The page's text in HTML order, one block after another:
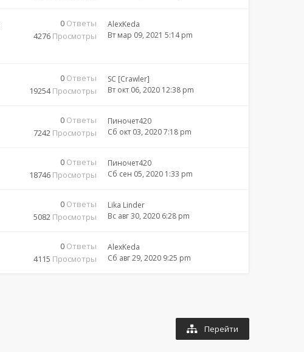
0 Ответы
4276 Просмотры
AlexKeda
Вт мар 09, 2021 5:14 pm
0 Ответы
19254Просмотры
SC [Crawler]
Вт окт 06, 2020 12:38 pm
0 Ответы
7242 Просмотры
Пиночет420
Сб окт 03, 2020 7:18 pm
0 Ответы
18746 Просмотры
Пиночет420
Сб сен 05, 2020 1:33 pm
0 Ответы
5082 Просмотры
Lika Linder
Вс авг 30, 2020 6:28 pm
0 Ответы
4115 Просмотры
AlexKeda
Сб авг 29, 2020 9:25 pm
Перейти